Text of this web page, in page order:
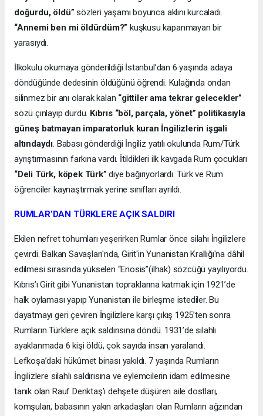
doğurdu, öldü” sözleri yaşamı boyunca aklını kurcaladı.
“Annemi ben mi öldürdüm?”kuşkusu kapanmayan bir
yarasıydı.
İlkokulu okumaya gönderildiği İstanbul’dan 6 yaşında adaya
döndüğünde dedesinin öldüğünü öğrendi. Kulağında ondan
silinmez bir anı olarak kalan “gittiler ama tekrar gelecekler”
sözü çınlayıp durdu. Kıbrıs “böl, parçala, yönet” politikasıyla
güneş batmayan imparatorluk kuran İngilizlerin işgali
altındaydı. Babası gönderdiği İngiliz yatılı okulunda Rum/Türk
ayrıştırmasının farkına vardı. İtildikleri ilk kavgada Rum çocukları
“Deli Türk, köpek Türk” diye bağırıyorlardı. Türk ve Rum
öğrenciler kaynaştırmak yerine sınıfları ayrıldı.
RUMLAR’DAN TÜRKLERE AÇIK SALDIRI
Ekilen nefret tohumları yeşerirken Rumlar önce silahı İngilizlere
çevirdi. Balkan Savaşları'nda, Girit'in Yunanistan Krallığı'na dâhil
edilmesi sırasında yükselen “Enosis”(ilhak) sözcüğü yayılıyordu.
Kıbrıs’ı Girit gibi Yunanistan topraklarına katmak için 1921’de
halk oylaması yapıp Yunanistan ile birleşme istediler. Bu
dayatmayı geri çeviren İngilizlere karşı çıkış 1925’ten sonra
Rumların Türklere açık saldırısına döndü. 1931’de silahlı
ayaklanmada 6 kişi öldü, çok sayıda insan yaralandı.
Lefkoşa’daki hükûmet binası yakıldı. 7 yaşında Rumların
İngilizlere silahlı saldırısına ve eylemcilerin idam edilmesine
tanık olan Rauf Denktaş’ı dehşete düşüren aile dostları,
komşuları, babasının yakın arkadaşları olan Rumların ağzından